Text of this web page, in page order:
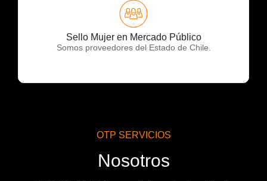
Sello Mujer en Mercado Público
Somos proveedores del Estado de Chile.
OTP Servicios
OTP SERVICIOS
Nosotros